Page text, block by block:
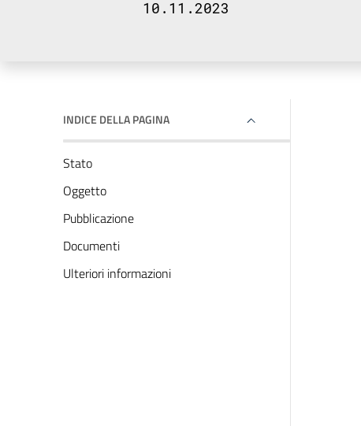
10.11.2023
INDICE DELLA PAGINA
Stato
Oggetto
Pubblicazione
Documenti
Ulteriori informazioni